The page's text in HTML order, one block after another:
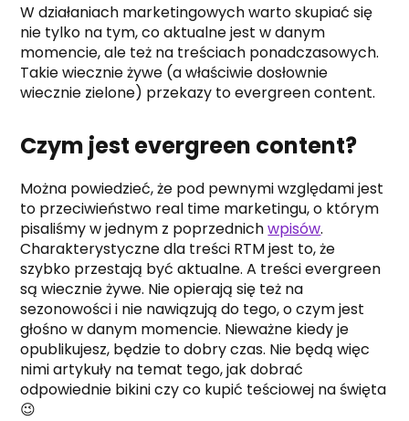
W działaniach marketingowych warto skupiać się
nie tylko na tym, co aktualne jest w danym
momencie, ale też na treściach ponadczasowych.
Takie wiecznie żywe (a właściwie dosłownie
wiecznie zielone) przekazy to evergreen content.
Czym jest evergreen content?
Można powiedzieć, że pod pewnymi względami jest
to przeciwieństwo real time marketingu, o którym
pisaliśmy w jednym z poprzednichwpisów.
Charakterystyczne dla treści RTM jest to, że
szybko przestają być aktualne. A treści evergreen
są wiecznie żywe. Nie opierają się też na
sezonowości i nie nawiązują do tego, o czym jest
głośno w danym momencie. Nieważne kiedy je
opublikujesz, będzie to dobry czas. Nie będą więc
nimi artykuły na temat tego, jak dobrać
odpowiednie bikini czy co kupić teściowej na święta
😉